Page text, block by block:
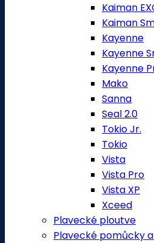
Kaiman
Kaiman
Kayenne
Kayenne
Kayenne
Mako
Sanna
Seal 2.0
Tokio Jr.
Tokio
Vista
Vista Pro
Vista XP
Xceed
Plavecké ploutve
Plavecké pomůcky